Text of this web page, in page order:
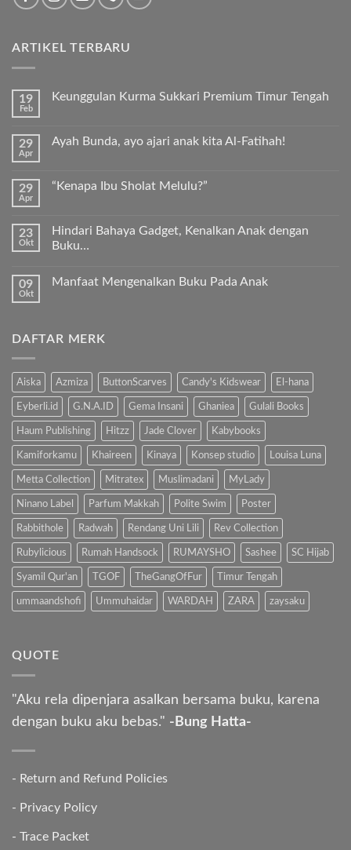
ARTIKEL TERBARU
19
Feb
Keunggulan Kurma Sukkari Premium Timur Tengah
pada
Premium
29
Apr
Ayah Bunda, ayo ajari anak kita Al-Fatihah!
pada
ajari
kita
29
Apr
“Kenapa Ibu Sholat Melulu?”
pada
“Kenapa
23
Okt
Hindari Bahaya Gadget, Kenalkan Anak dengan
Buku…
komentar
Kenalkan
Anak
09
Okt
Manfaat Mengenalkan Buku Pada Anak
Manfaat
Anak
DAFTAR MERK
Aiska Azmiza ButtonScarves Candy's Kidswear El-hana
Eyberli.id G.N.A.ID Gema Insani Ghaniea Gulali Books
Haum Publishing Hitzz Jade Clover Kabybooks
Kamiforkamu Khaireen Kinaya Konsep studio Louisa Luna
Metta Collection Mitratex Muslimadani MyLady
Ninano Label Parfum Makkah Polite Swim Poster
Rabbithole Radwah Rendang Uni Lili Rev Collection
Rubylicious Rumah Handsock RUMAYSHO Sashee SC Hijab
Syamil Qur'an TGOF TheGangOfFur Timur Tengah
ummaandshofi Ummuhaidar WARDAH ZARA zaysaku
QUOTE
"Aku rela dipenjara asalkan bersama buku, karena
dengan buku aku bebas." -Bung Hatta-
- Return and Refund Policies
- Privacy Policy
- Trace Packet